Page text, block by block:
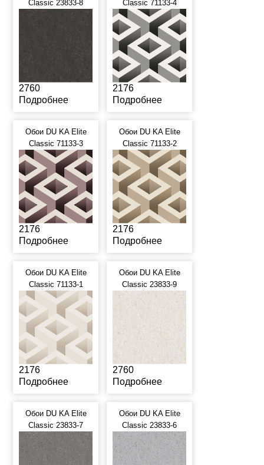
Classic 23833-8
2760
Подробнее
Classic 71133-4
2176
Подробнее
Обои DU KA Elite
Classic 71133-3
2176
Подробнее
Обои DU KA Elite
Classic 71133-2
2176
Подробнее
Обои DU KA Elite
Classic 71133-1
2176
Подробнее
Обои DU KA Elite
Classic 23833-9
2760
Подробнее
Обои DU KA Elite
Classic 23833-7
Обои DU KA Elite
Classic 23833-6